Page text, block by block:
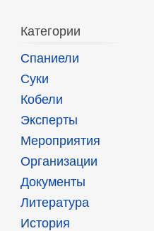
Категории
Спаниели
Суки
Кобели
Эксперты
Мероприятия
Организации
Документы
Литература
История